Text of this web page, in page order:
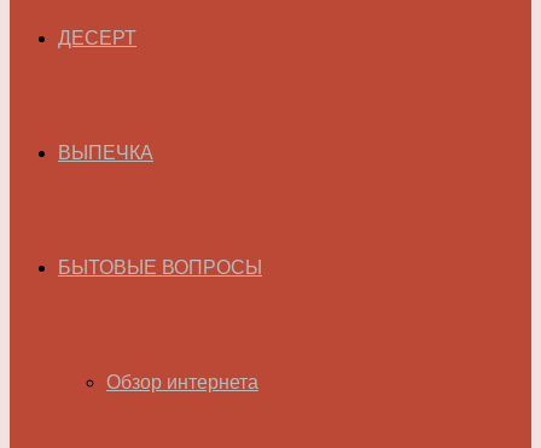
ДЕСЕРТ
ВЫПЕЧКА
БЫТОВЫЕ ВОПРОСЫ
Обзор интернета